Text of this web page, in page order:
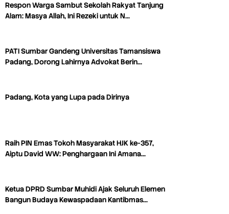
Respon Warga Sambut Sekolah Rakyat Tanjung
Alam: Masya Allah, Ini Rezeki untuk N…
PATI Sumbar Gandeng Universitas Tamansiswa
Padang, Dorong Lahirnya Advokat Berin…
Padang, Kota yang Lupa pada Dirinya
Raih PIN Emas Tokoh Masyarakat HJK ke-357,
Aiptu David WW: Penghargaan Ini Amana…
Ketua DPRD Sumbar Muhidi Ajak Seluruh Elemen
Bangun Budaya Kewaspadaan Kantibmas…